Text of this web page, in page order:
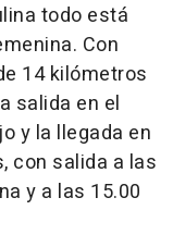
todo está
Con
14 kilómetros
salida en el
y la llegada en
con salida a las
y a las 15.00